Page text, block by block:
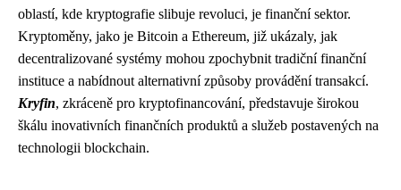
oblastí, kde kryptografie slibuje revoluci, je finanční sektor.
Kryptoměny, jako je Bitcoin a Ethereum, již ukázaly, jak
decentralizované systémy mohou zpochybnit tradiční finanční
instituce a nabídnout alternativní způsoby provádění transakcí.
Kryfin, zkráceně pro kryptofinancování, představuje širokou
škálu inovativních finančních produktů a služeb postavených na
technologii blockchain.